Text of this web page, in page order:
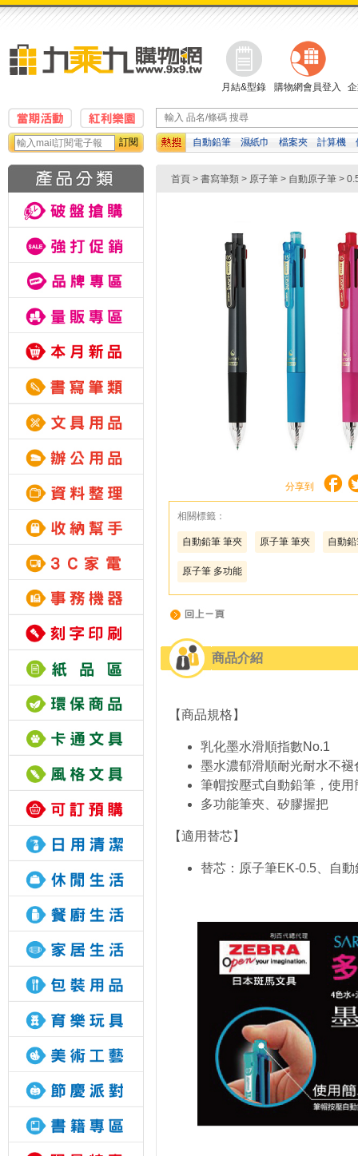
月結&型錄 購物網會員登入
訂閱 自動鉛筆 濕紙巾 檔案夾 計算機
首頁 > 書寫筆類 > 原子筆 > 自動原子筆 >
分享到
相關標籤：
自動鉛筆 筆夾 原子筆 筆夾 自動
原子筆 多功能
商品介紹
【商品規格】
乳化墨水滑順指數No.1
墨水濃郁滑順耐光耐水不
筆帽按壓式自動鉛筆，使
多功能筆夾、矽膠握把
【適用替芯】
替芯：原子筆EK-0.5、自動